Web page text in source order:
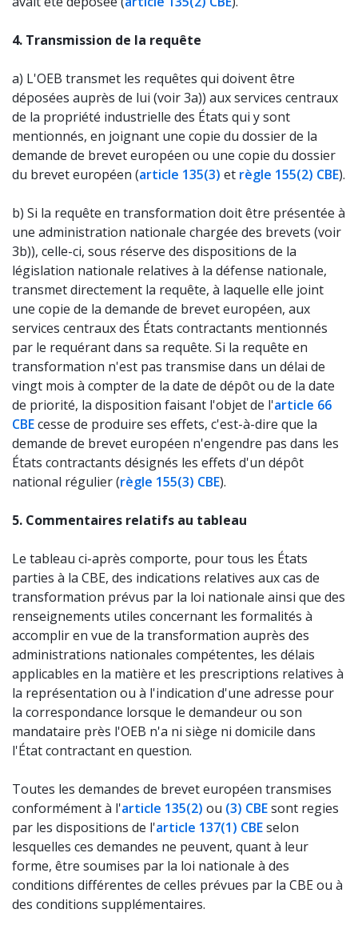
4. Transmission de la requête
a) L'OEB transmet les requêtes qui doivent être
déposées auprès de lui (voir 3a)) aux services centraux
de la propriété industrielle des États qui y sont
mentionnés, en joignant une copie du dossier de la
demande de brevet européen ou une copie du dossier
du brevet européen (article 135(3) et règle 155(2) CBE).
b) Si la requête en transformation doit être présentée à
une administration nationale chargée des brevets (voir
3b)), celle-ci, sous réserve des dispositions de la
législation nationale relatives à la défense natio­nale,
transmet directement la requête, à laquelle elle joint
une copie de la demande de brevet européen, aux
services centraux des États contractants mentionnés
par le requérant dans sa requête. Si la requête en
transformation n'est pas transmise dans un délai de
vingt mois à compter de la date de dépôt ou de la date
de priorité, la disposition faisant l'objet de l'article 66
CBEcesse de produire ses effets, c'est-à-dire que la
demande de brevet européen n'engendre pas dans les
États contractants désignés les effets d'un dépôt
national régulier (règle 155(3) CBE).
5. Commentaires relatifs au tableau
Le tableau ci-après comporte, pour tous les États
parties à la CBE, des indications relatives aux cas de
transformation prévus par la loi nationale ainsi que des
renseignements utiles concernant les formalités à
accomplir en vue de la transformation auprès des
administrations nationales compétentes, les délais
applicables en la matière et les prescriptions relatives à
la représentation ou à l'indication d'une adresse pour
la correspondance lorsque le demandeur ou son
mandataire près l'OEB n'a ni siège ni domicile dans
l'État contractant en question.
Toutes les demandes de brevet européen transmises
conformément à l'article 135(2) ou (3) CBEsont regies
par les dispositions de l'article 137(1) CBEselon
lesquelles ces demandes ne peuvent, quant à leur
forme, être soumises par la loi nationale à des
conditions différentes de celles prévues par la CBE ou à
des conditions supplémentaires.